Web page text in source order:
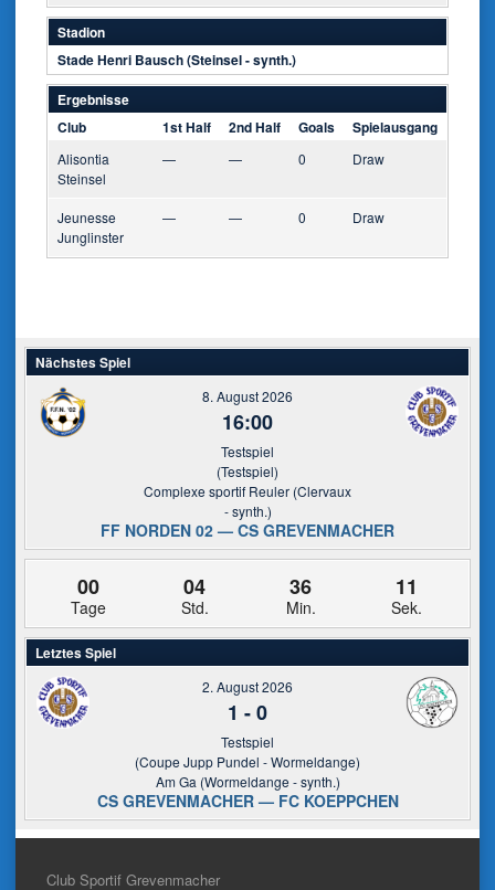
Stadion
Stade Henri Bausch (Steinsel - synth.)
Ergebnisse
Club
1st Half 2nd Half Goals Spielausgang
Alisontia
Steinsel
— — 0 Draw
Jeunesse
Junglinster
— — 0 Draw
Nächstes Spiel
8. August 2026
16:00
Testspiel
(Testspiel)
Complexe sportif Reuler (Clervaux
- synth.)
FF NORDEN 02 — CS GREVENMACHER
00
Tage
04
Std.
36
Min.
10
Sek.
Letztes Spiel
2. August 2026
1 -0
Testspiel
(Coupe Jupp Pundel - Wormeldange)
Am Ga (Wormeldange - synth.)
CS GREVENMACHER — FC KOEPPCHEN
Club Sportif Grevenmacher